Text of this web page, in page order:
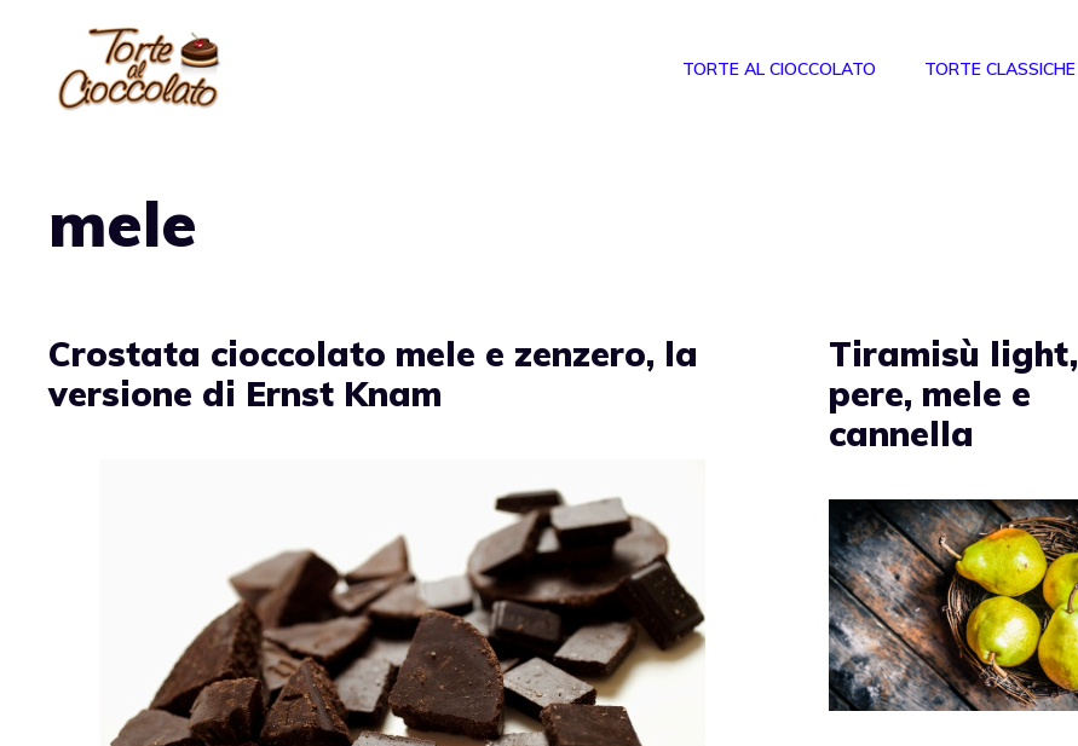
contenuto
TORTE AL CIOCCOLATO TORTE CLASSICHE
mele
Crostata cioccolato mele e zenzero, la
versione di Ernst Knam
Tiramisù light,
pere, mele e
cannella